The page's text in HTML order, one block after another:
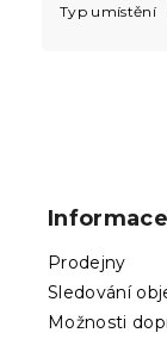
Typ umístění
Prodejny
Sledování
Možnosti